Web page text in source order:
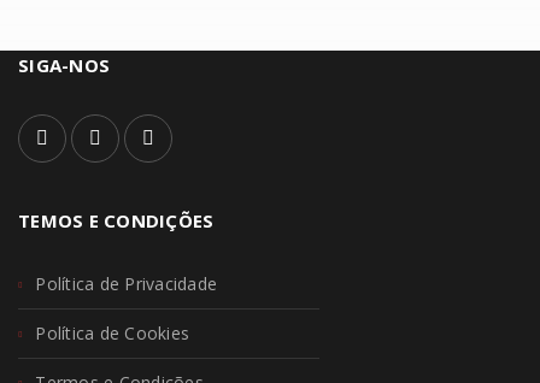
SIGA-NOS
TEMOS E CONDIÇÕES
Política de Privacidade
Política de Cookies